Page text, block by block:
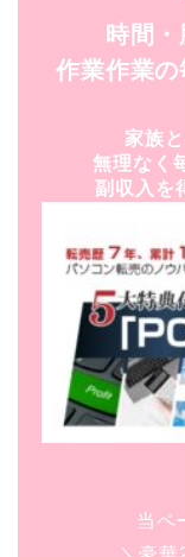
時間・
作業作業の
家族
無理なく
副収入を
当ペ